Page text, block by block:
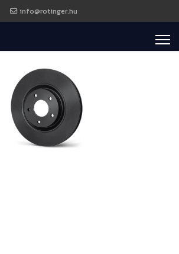
info@rotinger.hu